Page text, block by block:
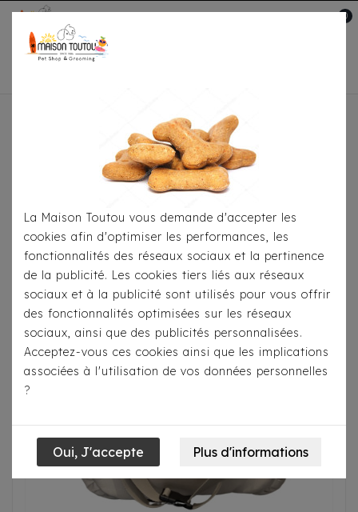
0
Toutou® Handmade
Le Sac Kangourou,
Sac Messsenger
Sac Kangourou Simili Beige
La Maison Toutou vous demande d'accepter les
cookies afin d'optimiser les performances, les
fonctionnalités des réseaux sociaux et la pertinence
de la publicité. Les cookies tiers liés aux réseaux
sociaux et à la publicité sont utilisés pour vous offrir
des fonctionnalités optimisées sur les réseaux
sociaux, ainsi que des publicités personnalisées.
Acceptez-vous ces cookies ainsi que les implications
associées à l'utilisation de vos données personnelles
?